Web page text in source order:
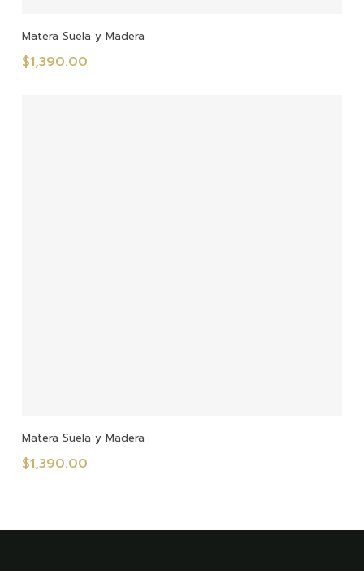
Matera Suela y Madera
$1,390.00
Añadir Al Carrito
Matera Suela y Madera
$1,390.00